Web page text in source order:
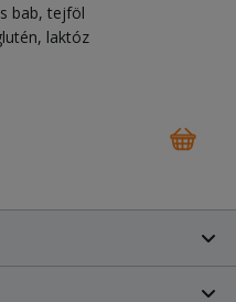
bab tejföl
laktóz